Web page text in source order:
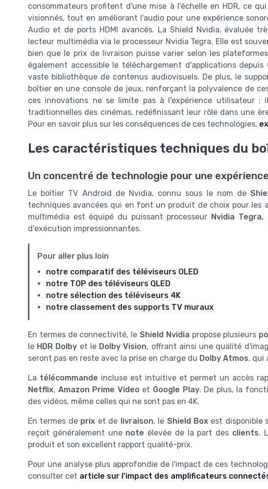
consommateurs profitent d'une mise à l'échelle en HDR, ce
visionnés, tout en améliorant l'audio pour une expérience
Audio et de ports HDMI avancés. La Shield Nvidia, évaluée
lecteur multimédia via le processeur Nvidia Tegra. Elle est
bien que le prix de livraison puisse varier selon les
également accessible le téléchargement d'applications
vaste bibliothèque de contenus audiovisuels. De plus, le
boîtier en une console de jeux, renforçant la polyvalence de
ces innovations ne se limite pas à l'expérience utilisateur ;
traditionnelles des cinémas, redéfinissant leur rôle dans une
Pour en savoir plus sur les conséquences de ces technologies,
Les caractéristiques techniques du
Un concentré de technologie pour une
Le boîtier TV Android de Nvidia, connu sous le nom de
techniques avancées qui en font un produit de choix pour les
multimédia est équipé du puissant processeur Nvidia Tegra,
d'exécution impressionnantes.
Pour aller plus loin
notre comparatif des téléviseurs OLED
notre TOP des téléviseurs QLED
notre sélection des téléviseurs 4K
notre classement des supports TV muraux
En termes de connectivité, le Shield Nvidia propose plusieurs
le HDR Dolby et le Dolby Vision, offrant ainsi une qualité
seront pas en reste avec la prise en charge du Dolby Atmos, qui
La télécommande incluse est intuitive et permet un accès
Netflix, Amazon Prime Video et Google Play. De plus, la
des vidéos, même celles qui ne sont pas en 4K.
En termes de prix et de livraison, le Shield Box est disponible
reçoit généralement une note élevée de la part des clients.
produit et son excellent rapport qualité-prix.
Pour une analyse plus approfondie de l'impact de ces
consulter cet article sur l'impact des amplificateurs